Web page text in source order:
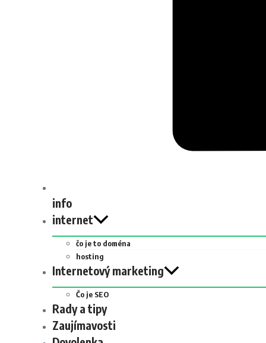
info
internet
čo je to doména
hosting
Internetový marketing
Čo je SEO
Rady a tipy
Zaujímavosti